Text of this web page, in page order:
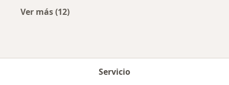
Ver más (12)
Servicio